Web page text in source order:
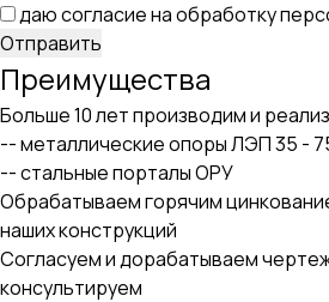
даю согласие на обработку
Отправить
Преимущества
Больше 10 лет производим и
-- металлические опоры ЛЭП 35 -
-- стальные порталы ОРУ
Обрабатываем горячим
наших конструкций
Согласуем и дорабатываем
консультируем